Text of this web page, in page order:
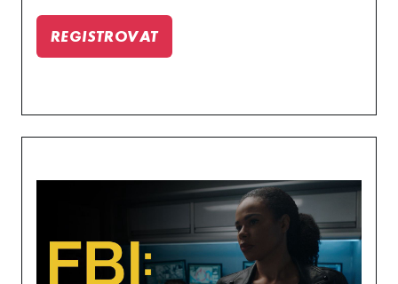
došlo při jeho posledním setkání se Sarah.
REGISTROVAT